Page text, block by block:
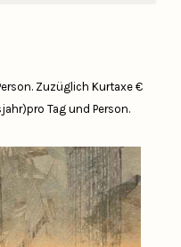
Zuzüglich Kurtaxe €
Tag und Person.